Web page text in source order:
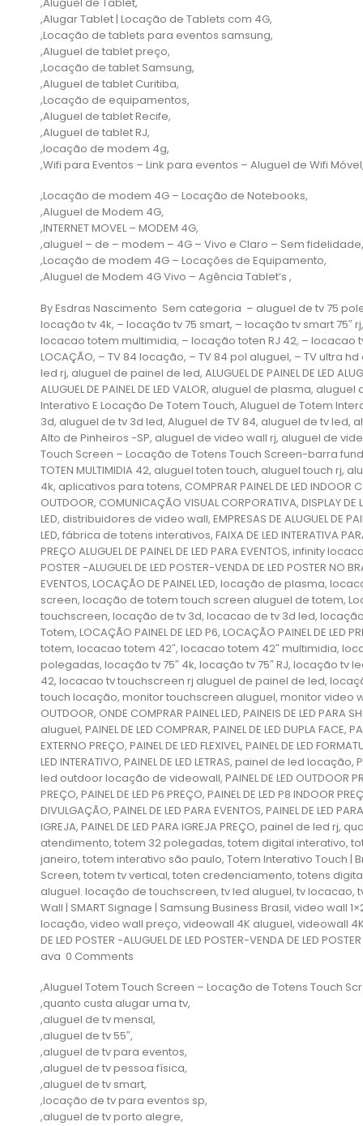
,Alugar Tablet | Locação de Tablets com 4G,
,Locação de tablets para eventos samsung,
,Aluguel de tablet preço,
,Locação de tablet Samsung,
,Aluguel de tablet Curitiba,
,Locação de equipamentos,
,Aluguel de tablet Recife,
,Aluguel de tablet RJ,
,locação de modem 4g,
,Wifi para Eventos – Link para eventos – Aluguel de Wifi
,Locação de modem 4G – Locação de Notebooks,
,Aluguel de Modem 4G,
,INTERNET MOVEL – MODEM 4G,
,aluguel – de – modem – 4G – Vivo e Claro – Sem fidelidade,
,Locação de modem 4G – Locações de Equipamento,
,Aluguel de Modem 4G Vivo – Agência Tablet’s ,
By Esdras Nascimento Sem categoria – aluguel de tv 75
locação tv 4k, – locação tv 75 smart, – locação tv smart 75″ rj,
locacao totem multimidia, – locação toten RJ 42, – locacao tv
LOCAÇÃO, – TV 84 locação, – TV 84 pol aluguel, – TV ultra
led rj, aluguel de painel de led, ALUGUEL DE PAINEL DE LED
ALUGUEL DE PAINEL DE LED VALOR, aluguel de plasma,
Interativo E Locação De Totem Touch, Aluguel de Totem
3d, aluguel de tv 3d led, Aluguel de TV 84, aluguel de tv led,
Alto de Pinheiros‎ -SP, aluguel de video wall rj, aluguel de
Touch Screen – Locação de Totens Touch Screen-barra funda
TOTEN MULTIMIDIA 42, aluguel toten touch, aluguel touch rj,
4k, aplicativos para totens, COMPRAR PAINEL DE LED INDOOR
OUTDOOR, COMUNICAÇÃO VISUAL CORPORATIVA, DISPLAY DE
LED, distribuidores de video wall, EMPRESAS DE ALUGUEL DE
LED, fábrica de totens interativos, FAIXA DE LED INTERATIVA
PREÇO ALUGUEL DE PAINEL DE LED PARA EVENTOS, infinity
POSTER -ALUGUEL DE LED POSTER-VENDA DE LED POSTER
EVENTOS, LOCAÇÃO DE PAINEL LED, locação de
screen, locação de totem touch screen aluguel de totem,
touchscreen, locação de tv 3d, locacao de tv 3d led,
Totem, LOCAÇÃO PAINEL DE LED P6, LOCAÇÃO PAINEL DE
totem, locacao totem 42″, locacao totem 42″ multimidia,
polegadas, locação tv 75″ 4k, locação tv 75″ RJ, locação
42, locacao tv touchscreen rj aluguel de painel de led,
touch locação, monitor touchscreen aluguel, monitor video
OUTDOOR, ONDE COMPRAR PAINEL LED, PAINEIS DE LED
aluguel, PAINEL DE LED COMPRAR, PAINEL DE LED DUPLA FACE,
EXTERNO PREÇO, PAINEL DE LED FLEXIVEL, PAINEL DE LED
LED INTERATIVO, PAINEL DE LED LETRAS, painel de led locação,
led outdoor locação de videowall, PAINEL DE LED OUTDOOR
PREÇO, PAINEL DE LED P6 PREÇO, PAINEL DE LED P8 INDOOR
DIVULGAÇÃO, PAINEL DE LED PARA EVENTOS, PAINEL DE LED
IGREJA, PAINEL DE LED PARA IGREJA PREÇO, painel de
atendimento, totem 32 polegadas, totem digital interativo,
janeiro, totem interativo são paulo, Totem Interativo Touch |
Screen, totem tv vertical, toten credenciamento, totens
aluguel. locação de touchscreen, tv led aluguel, tv
Wall | SMART Signage | Samsung Business Brasil, video
locação, video wall preço, videowall 4K aluguel, videowall
DE LED POSTER -ALUGUEL DE LED POSTER-VENDA DE LED
ava 0 Comments
,Aluguel Totem Touch Screen – Locação de Totens Touch
,quanto custa alugar uma tv,
,aluguel de tv mensal,
,aluguel de tv 55″,
,aluguel de tv para eventos,
,aluguel de tv pessoa física,
,aluguel de tv smart,
,locação de tv para eventos sp,
,aluguel de tv porto alegre,